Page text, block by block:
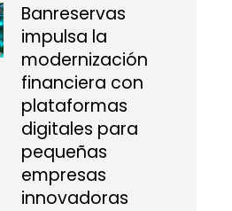
Banreservas
impulsa la
modernización
financiera con
plataformas
digitales para
pequeñas
empresas
innovadoras